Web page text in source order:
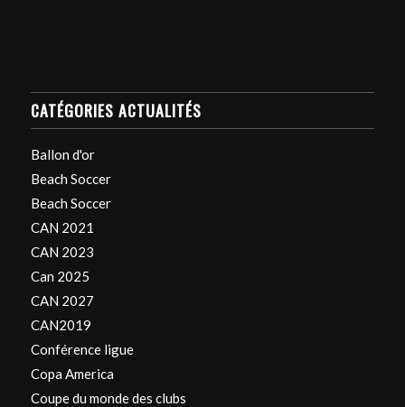
CATÉGORIES ACTUALITÉS
Ballon d'or
Beach Soccer
Beach Soccer
CAN 2021
CAN 2023
Can 2025
CAN 2027
CAN2019
Conférence ligue
Copa America
Coupe du monde des clubs